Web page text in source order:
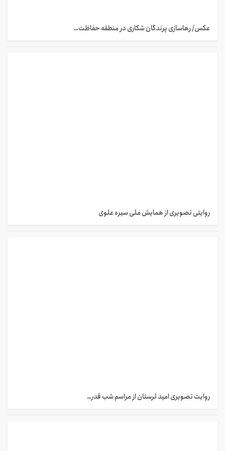
عکس/ رهاسازی پرندگان شکاری در منطقه حفاظت…
روایتی تصویری از همایش ملی سیره علوی
روایت تصویری امید لرستان از مراسم شب قدر…